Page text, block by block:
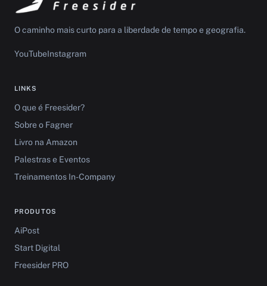
O caminho mais curto para a liberdade de tempo e geografia.
YouTubeInstagram
LINKS
O que é Freesider?
Sobre o Fagner
Livro na Amazon
Palestras e Eventos
Treinamentos In-Company
PRODUTOS
AiPost
Start Digital
Freesider PRO